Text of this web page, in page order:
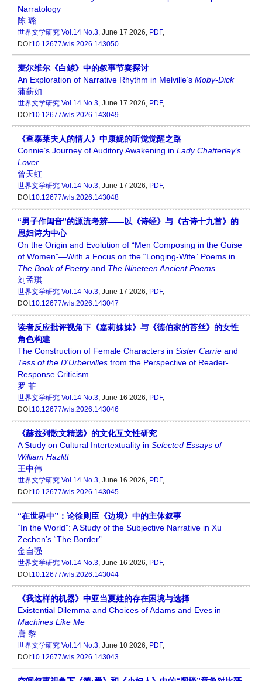
Narratology
陈 璐
世界文学研究 Vol.14 No.3, June 17 2026, PDF,
DOI:10.12677/wls.2026.143050
麦尔维尔《白鲸》中的叙事节奏探讨
An Exploration of Narrative Rhythm in Melville’s Moby-Dick
蒲薪如
世界文学研究 Vol.14 No.3, June 17 2026, PDF,
DOI:10.12677/wls.2026.143049
《查泰莱夫人的情人》中康妮的听觉觉醒之路
Connie’s Journey of Auditory Awakening in Lady Chatterley’s
Lover
曾天虹
世界文学研究 Vol.14 No.3, June 17 2026, PDF,
DOI:10.12677/wls.2026.143048
“男子作闺音”的源流考辨——以《诗经》与《古诗十九首》的
思妇诗为中心
On the Origin and Evolution of “Men Composing in the Guise
of Women”—With a Focus on the “Longing-Wife” Poems in
The Book ofPoetryand The Nineteen Ancient Poems
刘孟琪
世界文学研究 Vol.14 No.3, June 17 2026, PDF,
DOI:10.12677/wls.2026.143047
读者反应批评视角下《嘉莉妹妹》与《德伯家的苔丝》的女性
角色构建
The Construction of Female Characters in Sister Carrie and
Tess of the D’Urbervilles from the Perspective of Reader-
Response Criticism
罗 菲
世界文学研究 Vol.14 No.3, June 16 2026, PDF,
DOI:10.12677/wls.2026.143046
《赫兹列散文精选》的文化互文性研究
A Study on Cultural Intertextuality in Selected Essays of
William Hazlitt
王中伟
世界文学研究 Vol.14 No.3, June 16 2026, PDF,
DOI:10.12677/wls.2026.143045
“在世界中”：论徐则臣《边境》中的主体叙事
“In the World”: A Study of the Subjective Narrative in Xu
Zechen’s “The Border”
金自强
世界文学研究 Vol.14 No.3, June 16 2026, PDF,
DOI:10.12677/wls.2026.143044
《我这样的机器》中亚当夏娃的存在困境与选择
Existential Dilemma and Choices of Adams and Eves in
Machines Like Me
唐 黎
世界文学研究 Vol.14 No.3, June 10 2026, PDF,
DOI:10.12677/wls.2026.143043